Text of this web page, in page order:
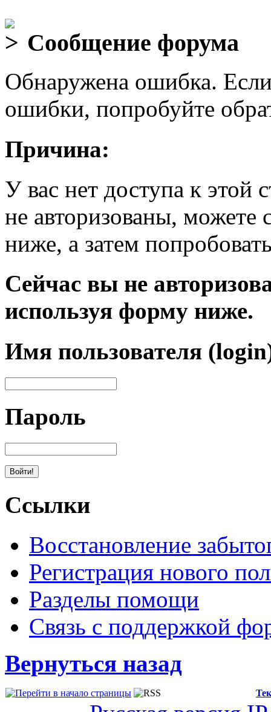
Сообщение форума
Обнаружена ошибка.
ошибки, попробуйте
Причина:
У вас нет доступа к
не авторизованы, можете
ниже, а затем
Сейчас вы не
используя форму ниже.
Имя пользователя
Пароль
Ссылки
Восстановление
Регистрация нового
Разделы помощи
Связь с поддержкой
Вернуться назад